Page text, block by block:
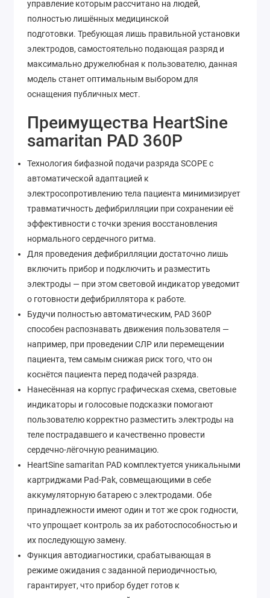
управление которым рассчитано на людей,
полностью лишённых медицинской
подготовки. Требующая лишь правильной установки
электродов, самостоятельно подающая разряд и
максимально дружелюбная к пользователю, данная
модель станет оптимальным выбором для
оснащения публичных мест.
Преимущества HeartSine
samaritan PAD 360P
Технология бифазной подачи разряда SCOPE с
автоматической адаптацией к
электросопротивлению тела пациента минимизирует
травматичность дефибрилляции при сохранении её
эффективности с точки зрения восстановления
нормального сердечного ритма.
Для проведения дефибрилляции достаточно лишь
включить прибор и подключить и разместить
электроды — при этом световой индикатор уведомит
о готовности дефибриллятора к работе.
Будучи полностью автоматическим, PAD 360P
способен распознавать движения пользователя —
например, при проведении СЛР или перемещении
пациента, тем самым снижая риск того, что он
коснётся пациента перед подачей разряда.
Нанесённая на корпус графическая схема, световые
индикаторы и голосовые подсказки помогают
пользователю корректно разместить электроды на
теле пострадавшего и качественно провести
сердечно-лёгочную реанимацию.
HeartSine samaritan PAD комплектуется уникальными
картриджами Pad-Pak, совмещающими в себе
аккумуляторную батарею с электродами. Обе
принадлежности имеют один и тот же срок годности,
что упрощает контроль за их работоспособностью и
их последующую замену.
Функция автодиагностики, срабатывающая в
режиме ожидания с заданной периодичностью,
гарантирует, что прибор будет готов к